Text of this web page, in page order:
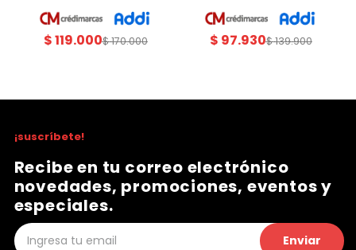
$119.000$170.000 $ 97.930$139.900
¡suscríbete!
Recibe en tu correo electrónico
novedades, promociones, eventos y
especiales.
Enviar